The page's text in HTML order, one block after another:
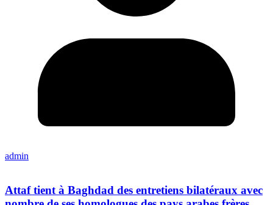
admin
Attaf tient à Baghdad des entretiens bilatéraux avec